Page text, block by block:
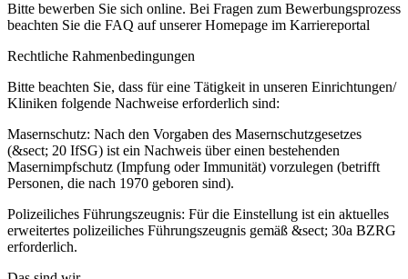
Bitte bewerben Sie sich online. Bei Fragen zum Bewerbungsprozess
beachten Sie die FAQ auf unserer Homepage im Karriereportal
Rechtliche Rahmenbedingungen
Bitte beachten Sie, dass für eine Tätigkeit in unseren Einrichtungen/
Kliniken folgende Nachweise erforderlich sind:
Masernschutz: Nach den Vorgaben des Masernschutzgesetzes
(&sect; 20 IfSG) ist ein Nachweis über einen bestehenden
Masernimpfschutz (Impfung oder Immunität) vorzulegen (betrifft
Personen, die nach 1970 geboren sind).
Polizeiliches Führungszeugnis: Für die Einstellung ist ein aktuelles
erweitertes polizeiliches Führungszeugnis gemäß &sect; 30a BZRG
erforderlich.